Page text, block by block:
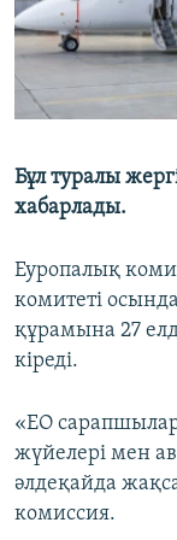
Бұл туралы
хабарлады.
Еуропалық
комитеті
құрамына 27
кіреді.
«ЕО
жүйелері мен
әлдеқайда
комиссия.